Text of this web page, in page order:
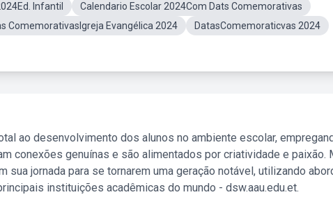
Infantil
Calendario Escolar 2024Com Dats Comemorativas
ComemorativasIgreja Evangélica 2024
DatasComemoraticvas 2024
ao desenvolvimento dos alunos no ambiente escolar,
conexões genuínas e são alimentados por criatividade e paixão.
sua jornada para se tornarem uma geração notável, utilizando
instituições acadêmicas do mundo - dsw.aau.edu.et.